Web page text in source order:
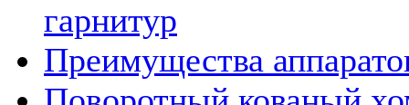
гарнитур
Преимущества